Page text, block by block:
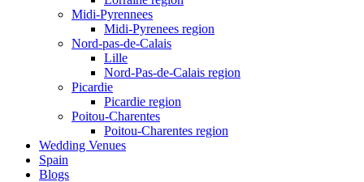
Midi-Pyrennees
Midi-Pyrenees region
Nord-pas-de-Calais
Lille
Nord-Pas-de-Calais region
Picardie
Picardie region
Poitou-Charentes
Poitou-Charentes region
Wedding Venues
Spain
Blogs